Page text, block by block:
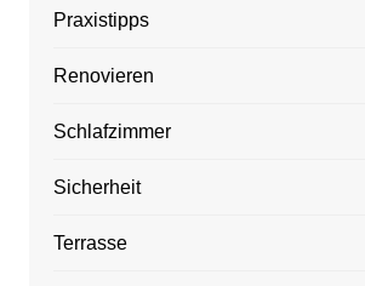
Praxistipps
Renovieren
Schlafzimmer
Sicherheit
Terrasse